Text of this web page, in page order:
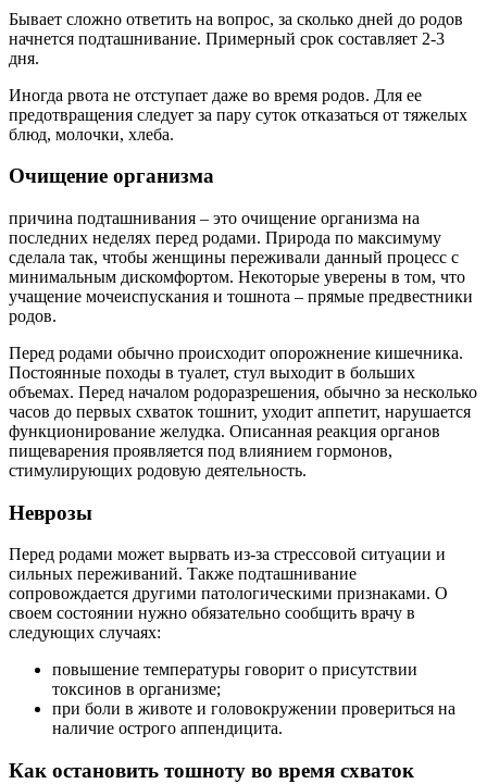
Бывает сложно ответить на вопрос, за сколько дней до родов
начнется подташнивание. Примерный срок составляет 2-3
дня.
Иногда рвота не отступает даже во время родов. Для ее
предотвращения следует за пару суток отказаться от тяжелых
блюд, молочки, хлеба.
Очищение организма
причина подташнивания – это очищение организма на
последних неделях перед родами. Природа по максимуму
сделала так, чтобы женщины переживали данный процесс с
минимальным дискомфортом. Некоторые уверены в том, что
учащение мочеиспускания и тошнота – прямые предвестники
родов.
Перед родами обычно происходит опорожнение кишечника.
Постоянные походы в туалет, стул выходит в больших
объемах. Перед началом родоразрешения, обычно за несколько
часов до первых схваток тошнит, уходит аппетит, нарушается
функционирование желудка. Описанная реакция органов
пищеварения проявляется под влиянием гормонов,
стимулирующих родовую деятельность.
Неврозы
Перед родами может вырвать из-за стрессовой ситуации и
сильных переживаний. Также подташнивание
сопровождается другими патологическими признаками. О
своем состоянии нужно обязательно сообщить врачу в
следующих случаях:
повышение температуры говорит о присутствии
токсинов в организме;
при боли в животе и головокружении провериться на
наличие острого аппендицита.
Как остановить тошноту во время схваток